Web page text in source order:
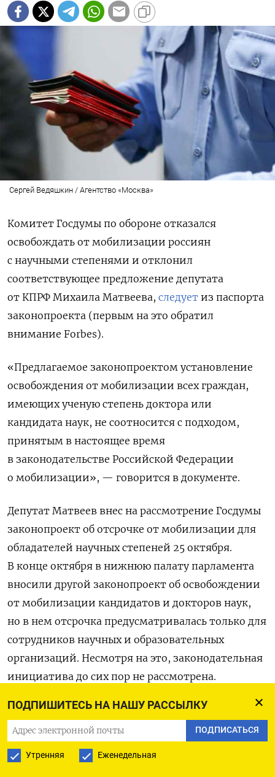
ПОДПИШИТЕСЬ НА НАШУ РАССЫЛКУ
ПОДПИСАТЬСЯ
Утренняя Еженедельная
Сергей Ведяшкин / Агентство «Москва»
Комитет Госдумы по обороне отказался
освобождать от мобилизации россиян
с научными степенями и отклонил
соответствующее предложение депутата
от КПРФ Михаила Матвеева, следует из паспорта
законопроекта (первым на это обратил
внимание Forbes).
«Предлагаемое законопроектом установление
освобождения от мобилизации всех граждан,
имеющих ученую степень доктора или
кандидата наук, не соотносится с подходом,
принятым в настоящее время
в законодательстве Российской Федерации
о мобилизации», — говорится в документе.
Депутат Матвеев внес на рассмотрение Госдумы
законопроект об отсрочке от мобилизации для
обладателей научных степеней 25 октября.
В конце октября в нижнюю палату парламента
вносили другой законопроект об освобождении
от мобилизации кандидатов и докторов наук,
но в нем отсрочка предусматривалась только для
сотрудников научных и образовательных
организаций. Несмотря на это, законодательная
инициатива до сих пор не рассмотрена.
Президент России Владимир Путин объявил
«частичную» мобилизацию 21 сентября своим
указом, в котором был засекречен седьмой
пункт, устанавливающий численность